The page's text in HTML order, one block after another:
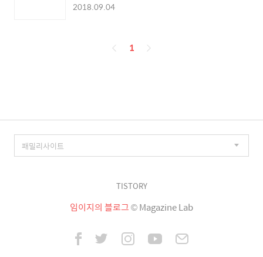
2018.09.04
페
1
TISTORY
임이지의 블로그© Magazine Lab